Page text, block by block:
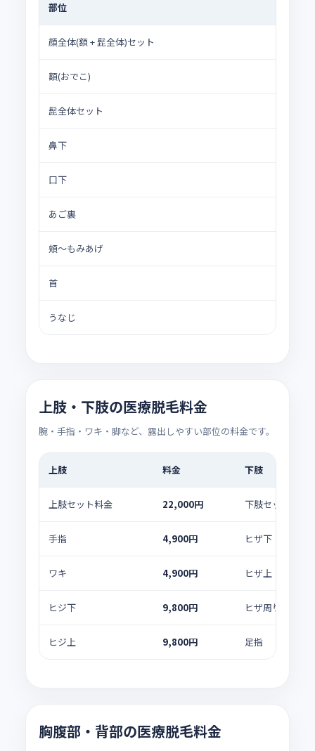
部位
顔全体(額 + 髭全体)セット
額(おでこ)
髭全体セット
鼻下
口下
あご裏
頬〜もみあげ
首
うなじ
上肢・下肢の医療脱毛料金
腕・手指・ワキ・脚など、露出しやすい部位の料金です。
上肢 料金 下肢
上肢セット料金 22,000円 下肢セット料金
手指 4,900円 ヒザ下
ワキ 4,900円 ヒザ上
ヒジ下 9,800円 ヒザ周り
ヒジ上 9,800円 足指
胸腹部・背部の医療脱毛料金